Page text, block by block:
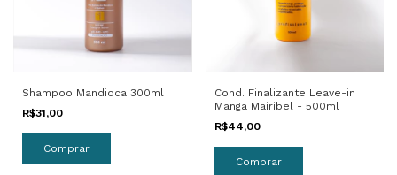
Shampoo Mandioca 300ml
R$31,00
Cond. Finalizante Leave-in
Manga Mairibel - 500ml
R$44,00